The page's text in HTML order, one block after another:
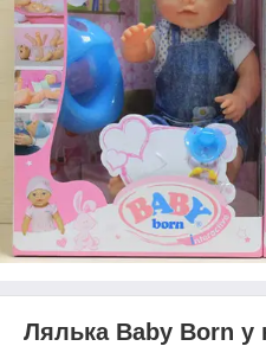
Лялька Baby Born у